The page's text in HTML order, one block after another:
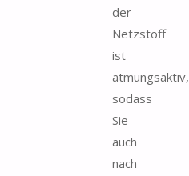
der
Netzstoff
ist
atmungsaktiv,
sodass
Sie
auch
nach